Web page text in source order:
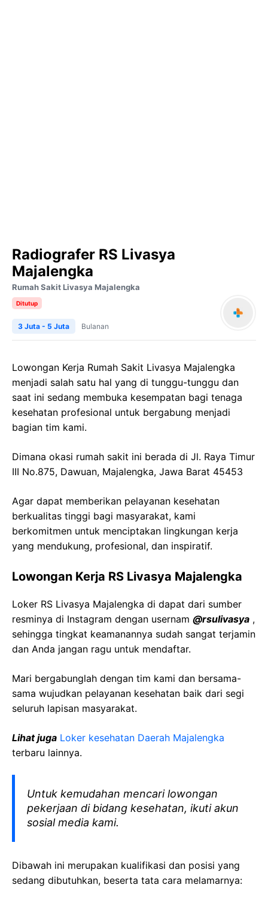
Radiografer RS Livasya
Majalengka
Rumah Sakit Livasya Majalengka
Ditutup
3 Juta - 5 Juta Bulanan
Lowongan Kerja Rumah Sakit Livasya Majalengka
menjadi salah satu hal yang di tunggu-tunggu dan
saat ini sedang membuka kesempatan bagi tenaga
kesehatan profesional untuk bergabung menjadi
bagian tim kami.
Dimana okasi rumah sakit ini berada di Jl. Raya Timur
III No.875, Dawuan, Majalengka, Jawa Barat 45453
Agar dapat memberikan pelayanan kesehatan
berkualitas tinggi bagi masyarakat, kami
berkomitmen untuk menciptakan lingkungan kerja
yang mendukung, profesional, dan inspiratif.
Lowongan Kerja RS Livasya Majalengka
Loker RS Livasya Majalengka di dapat dari sumber
resminya di Instagram dengan usernam @rsulivasya ,
sehingga tingkat keamanannya sudah sangat terjamin
dan Anda jangan ragu untuk mendaftar.
Mari bergabunglah dengan tim kami dan bersama-
sama wujudkan pelayanan kesehatan baik dari segi
seluruh lapisan masyarakat.
Lihat juga Loker kesehatan Daerah Majalengka
terbaru lainnya.
Untuk kemudahan mencari lowongan
pekerjaan di bidang kesehatan, ikuti akun
sosial media kami.
Dibawah ini merupakan kualifikasi dan posisi yang
sedang dibutuhkan, beserta tata cara melamarnya: